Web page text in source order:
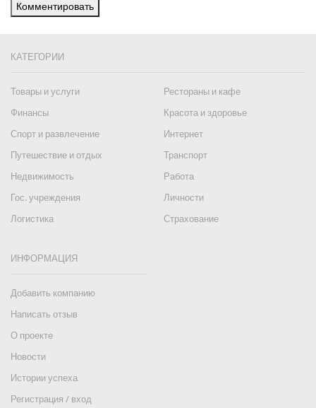
Комментировать
КАТЕГОРИИ
Товары и услуги
Рестораны и кафе
Финансы
Красота и здоровье
Спорт и развлечение
Интернет
Путешествие и отдых
Транспорт
Недвижимость
Работа
Гос. учреждения
Личности
Логистика
Страхование
ИНФОРМАЦИЯ
Добавить компанию
Написать отзыв
О проекте
Новости
Истории успеха
Регистрация / вход